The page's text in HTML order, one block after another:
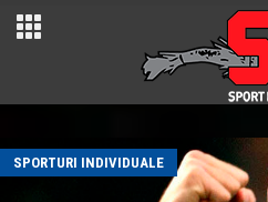
SPORTURI INDIVIDUALE